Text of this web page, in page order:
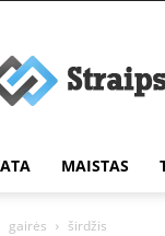
MAISTAS
gairės širdžis